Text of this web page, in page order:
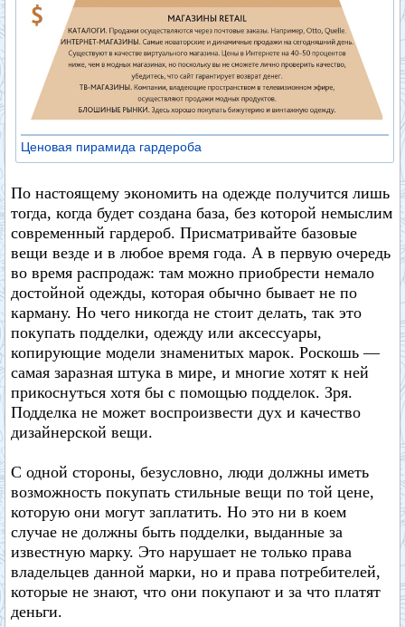
Ценовая пирамида гардероба
По настоящему экономить на одежде получится лишь
тогда, когда будет создана база, без которой немыслим
современный гардероб. Присматривайте базовые
вещи везде и в любое время года. А в первую очередь
во время распродаж: там можно приобрести немало
достойной одежды, которая обычно бывает не по
карману. Но чего никогда не стоит делать, так это
покупать подделки, одежду или аксессуары,
копирующие модели знаменитых марок. Роскошь —
самая заразная штука в мире, и многие хотят к ней
прикоснуться хотя бы с помощью подделок. Зря.
Подделка не может воспроизвести дух и качество
дизайнерской вещи.
С одной стороны, безусловно, люди должны иметь
возможность покупать стильные вещи по той цене,
которую они могут заплатить. Но это ни в коем
случае не должны быть подделки, выданные за
известную марку. Это нарушает не только права
владельцев данной марки, но и права потребителей,
которые не знают, что они покупают и за что платят
деньги.